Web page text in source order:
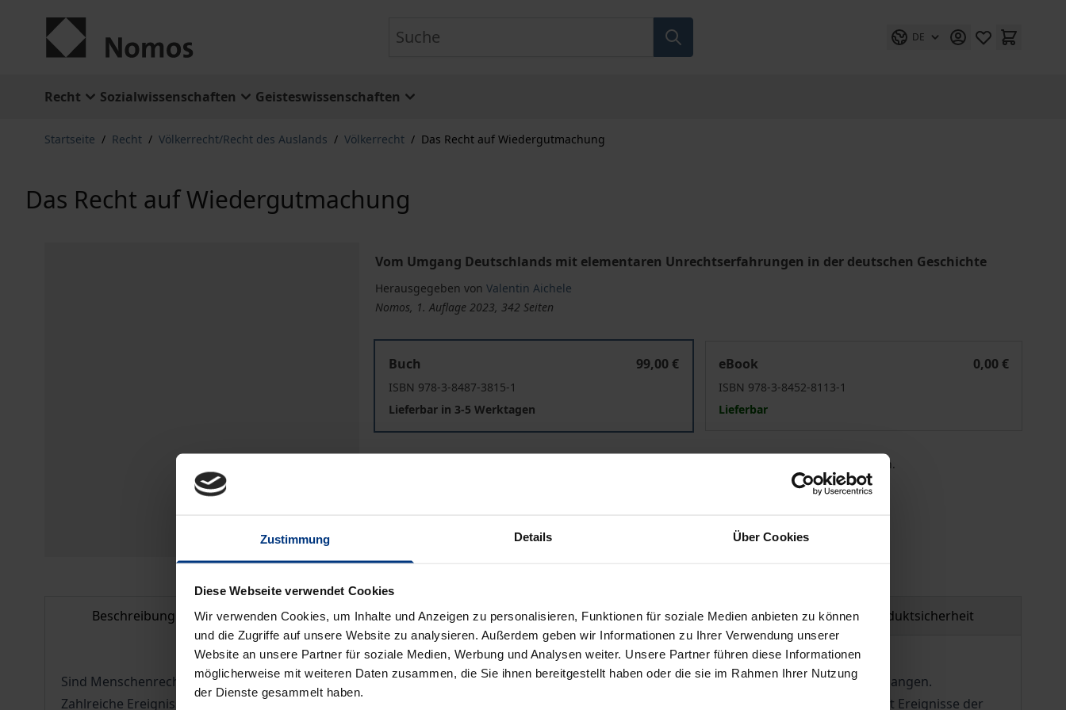
Zustimmung Details Über Cookies
Diese Webseite verwendet Cookies
Wir verwenden Cookies, um Inhalte und Anzeigen zu personalisieren, Funktionen für soziale Medien anbieten zu können
und die Zugriffe auf unsere Website zu analysieren. Außerdem geben wir Informationen zu Ihrer Verwendung unserer
Website an unsere Partner für soziale Medien, Werbung und Analysen weiter. Unsere Partner führen diese Informationen
möglicherweise mit weiteren Daten zusammen, die Sie ihnen bereitgestellt haben oder die sie im Rahmen Ihrer Nutzung
der Dienste gesammelt haben.
DE
Recht Sozialwissenschaften Geisteswissenschaften
Startseite / Recht / Völkerrecht/Recht des Auslands / Völkerrecht / Das Recht auf Wiedergutmachung
Das Recht auf Wiedergutmachung
Vom Umgang Deutschlands mit elementaren Unrechtserfahrungen in der deutschen Geschichte
Herausgegeben von Valentin Aichele
Nomos, 1. Auflage 2023, 342 Seiten
Buch
99,00 €
ISBN 978-3-8487-3815-1
Lieferbar in 3-5 Werktagen
eBook
0,00 €
ISBN 978-3-8452-8113-1
Lieferbar
Preisangaben inkl. MwSt. Abhängig von der Lieferadresse kann die MwSt. an der Kasse variieren.
Hinweise zu Versandkosten
Beschreibung Bibliografische Angaben Rezensionen Zusatzmaterial Produktsicherheit
Sind Menschenrechte grob und systematisch verletzt worden, sind es die Menschenrechte selbst, die Abhilfe und Wiedergutmachung verlangen.
Zahlreiche Ereignisse der deutschen Geschichte sind mit Erfahrungen elementaren Unrechts verbunden. Der Band untersucht beispielhaft Ereignisse der